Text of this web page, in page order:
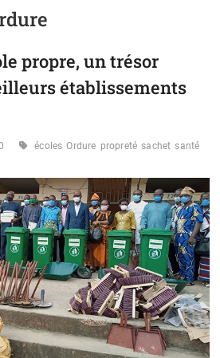
propre, un trésor
établissements
écoles Ordure propreté sachet santé